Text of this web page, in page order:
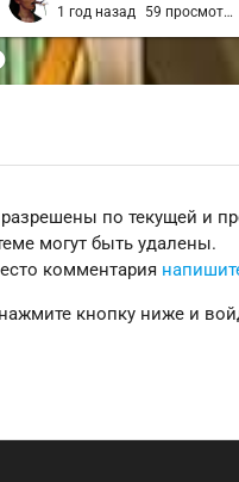
1 год назад 59 просмотров
по текущей и
могут быть удалены.
комментария
кнопку ниже и